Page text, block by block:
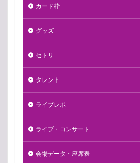
カード枠
グッズ
セトリ
タレント
ライブレポ
ライブ・コンサート
会場データ・座席表